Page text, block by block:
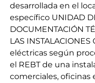
desarrollada en el
específico UNIDAD
DOCUMENTACIÓN
LAS
eléctricas según
el REBT de una
comerciales, oficinas